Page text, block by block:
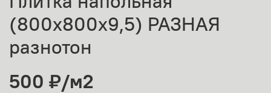
(800х800х9,5) РАЗНАЯ
разнотон
500 ₽/м2